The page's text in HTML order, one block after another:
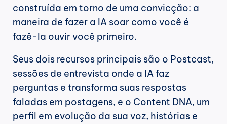
construída em torno de uma convicção: a
maneira de fazer a IA soar como você é
fazê-la ouvir você primeiro.
Seus dois recursos principais são o Postcast,
sessões de entrevista onde a IA faz
perguntas e transforma suas respostas
faladas em postagens, e o Content DNA, um
perfil em evolução da sua voz, histórias e